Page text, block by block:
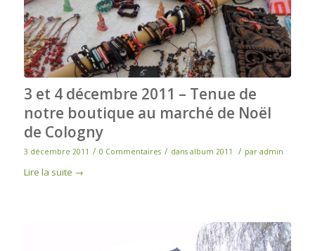
3 et 4 décembre 2011 – Tenue de
notre boutique au marché de Noël
de Cologny
3 décembre 2011 / 0 Commentaires / dans album 2011 / par admin
Lire la suite →